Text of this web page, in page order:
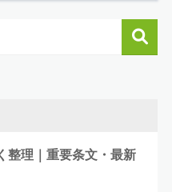
整理｜重要条文・最新